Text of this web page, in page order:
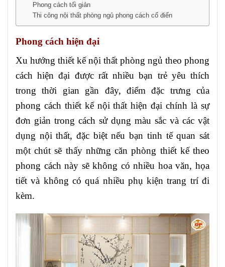
Phong cách tối giản
Thi công nội thất phòng ngủ phong cách cổ điển
Phong cách hiện đại
Xu hướng thiết kế nội thất phòng ngủ theo phong
cách hiện đại được rất nhiều bạn trẻ yêu thích
trong thời gian gần đây, điểm đặc trưng của
phong cách thiết kế nội thất hiện đại chính là sự
đơn giản trong cách sử dụng màu sắc và các vật
dụng nội thất, đặc biệt nếu bạn tinh tế quan sát
một chút sẽ thấy những căn phòng thiết kế theo
phong cách này sẽ không có nhiều hoa văn, họa
tiết và không có quá nhiều phụ kiện trang trí đi
kèm.